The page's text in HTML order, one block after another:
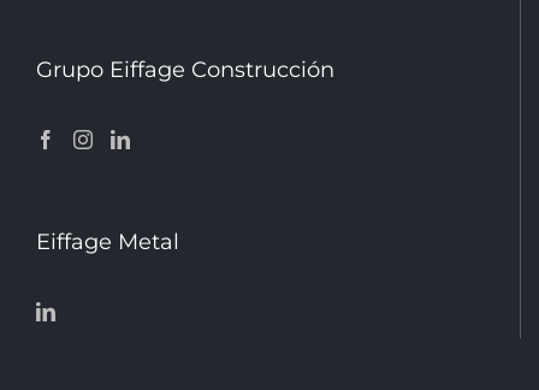
Grupo Eiffage Construcción
Eiffage Metal